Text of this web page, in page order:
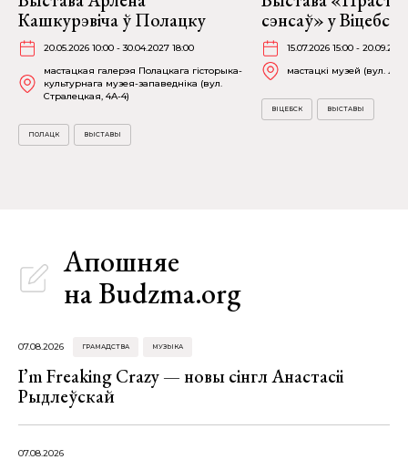
Кашкурэвіча ў Полацку
20.05.2026 10:00 - 30.04.2027 18:00
мастацкая галерэя Полацкага гісторыка-
культурнага музея-запаведніка (вул.
Стралецкая, 4A-4)
ПОЛАЦК ВЫСТАВЫ
сэнсаў» у Віцебску
15.07.2026 15:00 -
мастацкі музей (вул.
ВІЦЕБСК ВЫСТАВЫ
Апошняе
на Budzma.org
07.08.2026 ГРАМАДСТВА МУЗЫКА
I’m Freaking Crazy — новы сінгл Анастасіі
Рыдлеўскай
07.08.2026